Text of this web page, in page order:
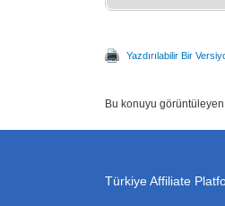
Yazdırılabilir Bir
Bu konuyu
Türkiye Affiliate